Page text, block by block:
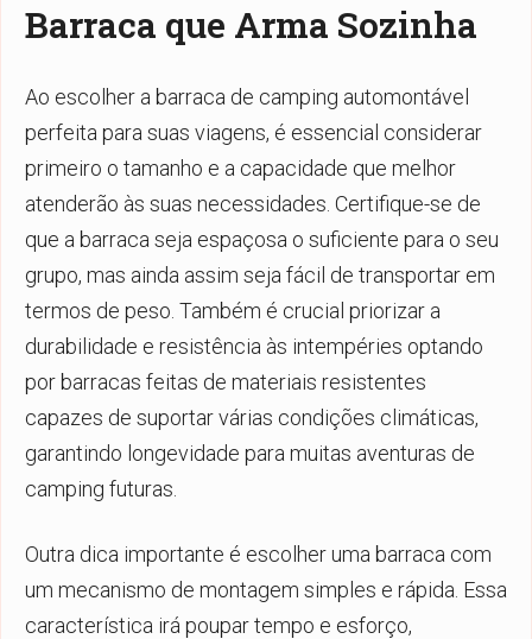
Barraca que Arma Sozinha
Ao escolher a barraca de camping automontável
perfeita para suas viagens, é essencial considerar
primeiro o tamanho e a capacidade que melhor
atenderão às suas necessidades. Certifique-se de
que a barraca seja espaçosa o suficiente para o seu
grupo, mas ainda assim seja fácil de transportar em
termos de peso. Também é crucial priorizar a
durabilidade e resistência às intempéries optando
por barracas feitas de materiais resistentes
capazes de suportar várias condições climáticas,
garantindo longevidade para muitas aventuras de
camping futuras.
Outra dica importante é escolher uma barraca com
um mecanismo de montagem simples e rápida. Essa
característica irá poupar tempo e esforço,